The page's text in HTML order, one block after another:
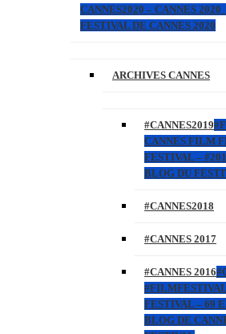
CANNES2020 – CANNES
FESTIVAL DE CANNES 2020
ARCHIVES CANNES
#CANNES2019
CANNES FILM
FESTIVAL –
BLOG DU
#CANNES2018
#CANNES 2017
#CANNES 2016
FESTIVAL – 69
BLOG DE